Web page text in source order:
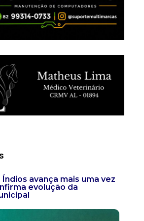
Índios avança mais uma vez
evolução da